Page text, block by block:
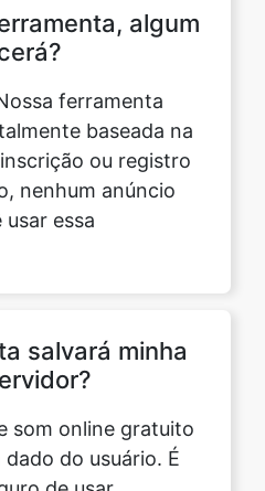
baseada na
ou registro
nenhum anúncio
usar essa
salvará minha
do usuário. É
de usar.
o usuário possa
site para cortar o
nossa nuvem em